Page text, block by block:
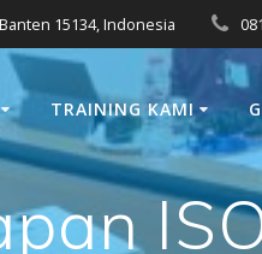
15134, Indonesia
TRAINING KAMI